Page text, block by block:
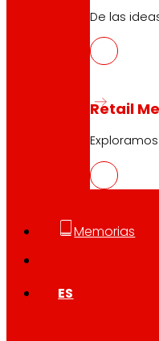
De las
Retail
Memorias
ES